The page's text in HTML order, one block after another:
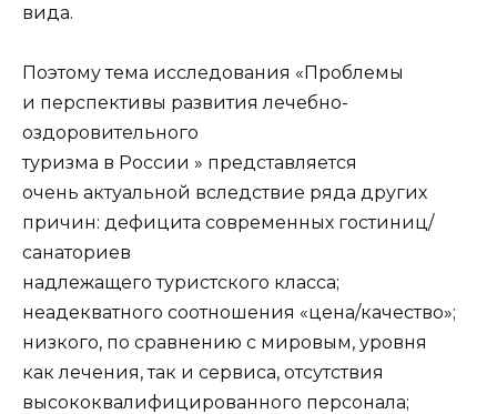
вида.
Поэтому тема исследования «Проблемы
и перспективы развития лечебно-
оздоровительного
туризма в России » представляется
очень актуальной вследствие ряда других
причин: дефицита современных гостиниц/
санаториев
надлежащего туристского класса;
неадекватного соотношения «цена/качество»;
низкого, по сравнению с мировым, уровня
как лечения, так и сервиса, отсутствия
высококвалифицированного персонала;